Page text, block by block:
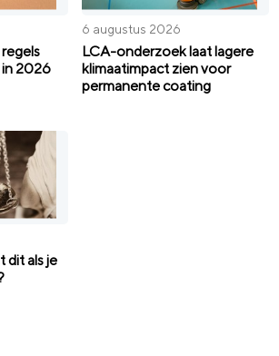
2026
6 augustus 2026
LCA-onderzoek laat lagere
klimaatimpact zien voor
permanente coating
dit als je